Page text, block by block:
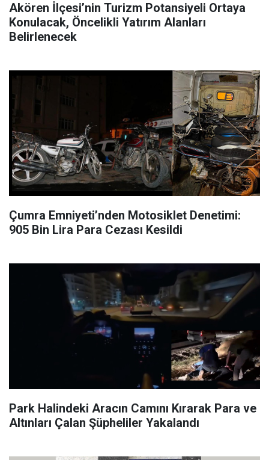
Akören İlçesi’nin Turizm Potansiyeli Ortaya
Konulacak, Öncelikli Yatırım Alanları
Belirlenecek
Çumra Emniyeti’nden Motosiklet Denetimi:
905 Bin Lira Para Cezası Kesildi
Park Halindeki Aracın Camını Kırarak Para ve
Altınları Çalan Şüpheliler Yakalandı